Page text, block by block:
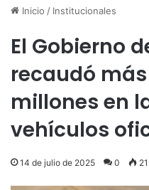
Inicio / Institucionales
El Gobierno
recaudó más
millones en
vehículos
14 de julio de 2025 0 21